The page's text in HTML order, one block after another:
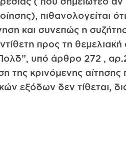
πιθανολογείται
και συνεπώς η
προς τη
υπό άρθρο 272 ,
κρινόμενης αίτησης
εξόδων δεν τίθεται,